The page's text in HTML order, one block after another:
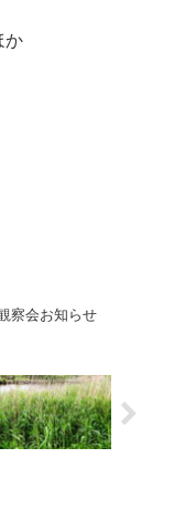
か
察会お知らせ